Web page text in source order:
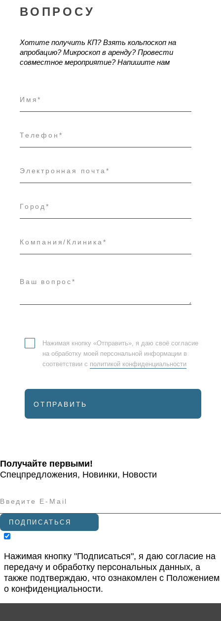
ВОПРОСУ
Хотите получить КП? Взять кольпоскоп на
апробацию?Микроскоп в аренду?Провести
совместное мероприятие?Напишите нам
Нажимая кнопку «Отправить», я даю своё согласие
на обработку моей персональной информации в
соответствии с политикой конфиденциальности
ОТПРАВИТЬ
Получайте первыми!
Спецпредложения, Новинки, Новости
ПОДПИСАТЬСЯ
Нажимая кнопку "Подписаться", я даю согласие на
передачу и обработку персональных данных, а
также подтверждаю, что ознакомлен с Положением
о конфиденциальности.